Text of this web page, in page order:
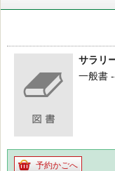
サラリ
一般書
予約かごへ